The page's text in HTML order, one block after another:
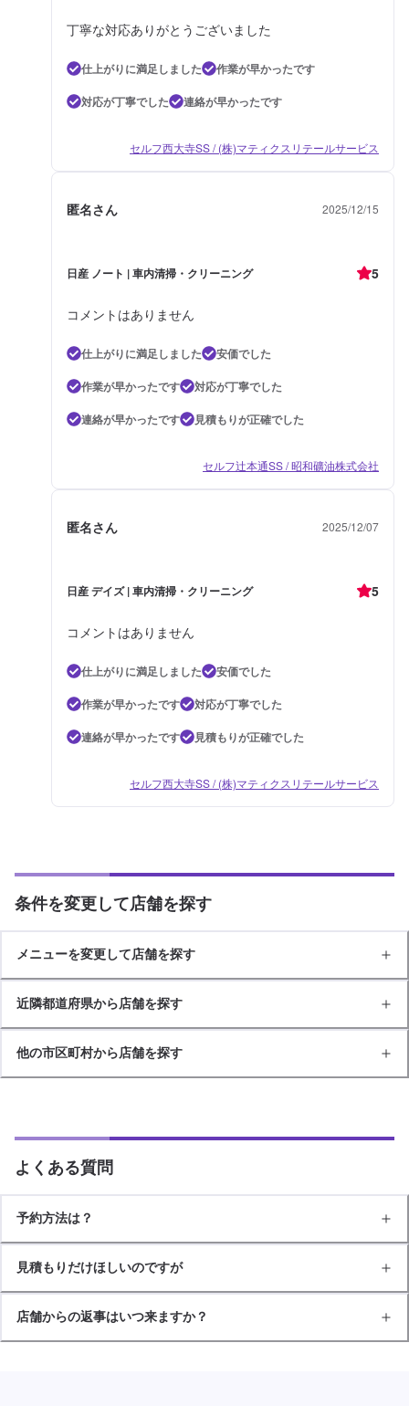
丁寧な対応ありがとうございました
仕上がりに満足しました
作業が早かったです
対応が丁寧でした
連絡が早かったです
セルフ西大寺SS / (株)マティクスリテールサービス
匿名さん 2025/12/15
日産 ノート | 車内清掃・クリーニング 5
コメントはありません
仕上がりに満足しました
安価でした
作業が早かったです
対応が丁寧でした
連絡が早かったです
見積もりが正確でした
セルフ辻本通SS / 昭和礦油株式会社
匿名さん 2025/12/07
日産 デイズ | 車内清掃・クリーニング 5
コメントはありません
仕上がりに満足しました
安価でした
作業が早かったです
対応が丁寧でした
連絡が早かったです
見積もりが正確でした
セルフ西大寺SS / (株)マティクスリテールサービス
条件を変更して店舗を探す
メニューを変更して店舗を探す
近隣都道府県から店舗を探す
他の市区町村から店舗を探す
よくある質問
予約方法は？
見積もりだけほしいのですが
店舗からの返事はいつ来ますか？